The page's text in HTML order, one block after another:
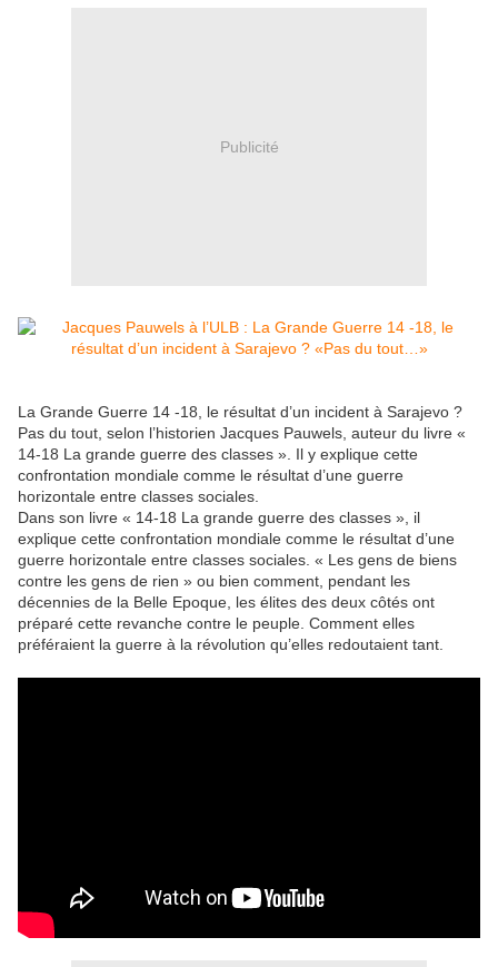
Publicité
La Grande Guerre 14 -18, le résultat d’un incident à Sarajevo ?
Pas du tout, selon l’historien Jacques Pauwels, auteur du livre «
14-18 La grande guerre des classes ». Il y explique cette
confrontation mondiale comme le résultat d’une guerre
horizontale entre classes sociales.
Dans son livre « 14-18 La grande guerre des classes », il
explique cette confrontation mondiale comme le résultat d’une
guerre horizontale entre classes sociales. « Les gens de biens
contre les gens de rien » ou bien comment, pendant les
décennies de la Belle Epoque, les élites des deux côtés ont
préparé cette revanche contre le peuple. Comment elles
préféraient la guerre à la révolution qu’elles redoutaient tant.